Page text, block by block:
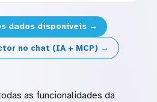
dados disponíveis →
no chat (IA + MCP) →
as funcionalidades da